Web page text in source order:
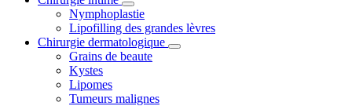
Nymphoplastie
Lipofilling des grandes lèvres
Chirurgie dermatologique
Grains de beaute
Kystes
Lipomes
Tumeurs malignes